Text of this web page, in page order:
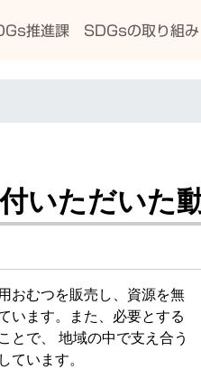
推進課 SDGsの取り組み
いただいた
おむつを販売し、資源を無
います。また、必要とする
とで、 地域の中で支え合う
ています。